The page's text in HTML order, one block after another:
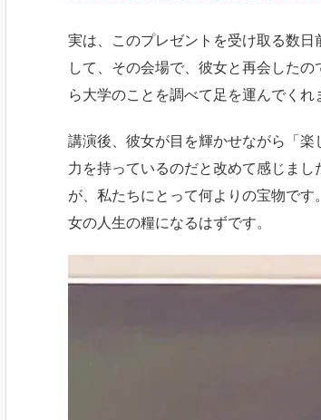
実は、このプレゼントを受け取る数日
して、その会場で、彼女と再会した
ら大学のことを調べて足を運んでくれ
講演後、彼女が目を輝かせながら「
力を持っているのだと改めて感じま
が、私たちにとって何よりの宝物で
女の人生の糧になるはずです。